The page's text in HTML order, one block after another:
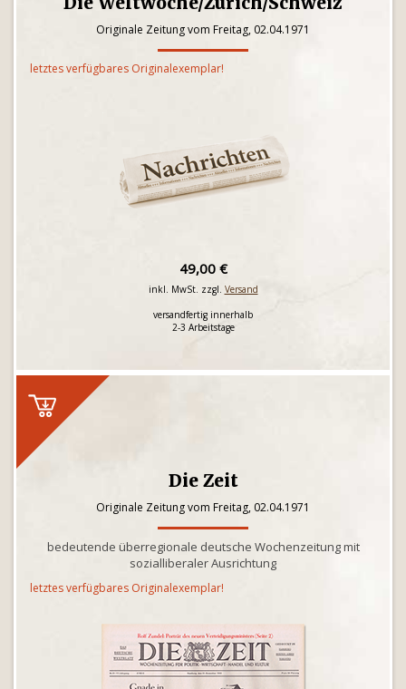
Originale Zeitung vom Freitag, 02.04.1971
letztes verfügbares Originalexemplar!
49,00 €
inkl. MwSt. zzgl. Versand
versandfertig innerhalb
2-3 Arbeitstage
Die Zeit
Originale Zeitung vom Freitag, 02.04.1971
bedeutende überregionale deutsche Wochenzeitung mit
sozialliberaler Ausrichtung
letztes verfügbares Originalexemplar!